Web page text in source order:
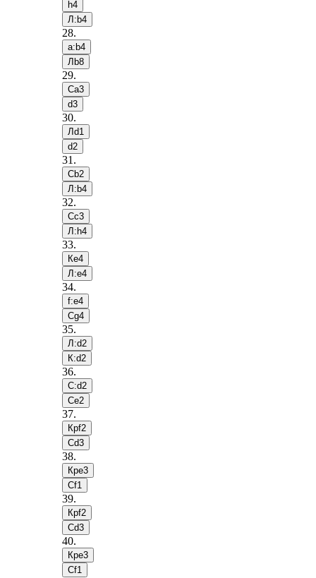
h4
Л:b4
28.
a:b4
Лb8
29.
Сa3
d3
30.
Лd1
d2
31 .
Сb2
Л:b4
32.
Сc3
Л:h4
33.
Кe4
Л:e4
34.
f:e4
Сg4
35.
Л:d2
К:d2
36.
С:d2
Сe2
37.
Крf2
Сd3
38.
Крe3
Сf1
39.
Крf2
Сd3
40.
Крe3
Сf1